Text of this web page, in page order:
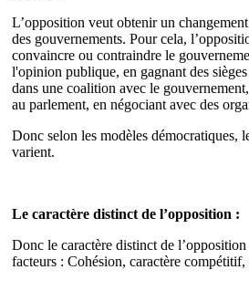
L’opposition veut obtenir un
des gouvernements. Pour cela,
convaincre ou contraindre le
l'opinion publique, en gagnant des
dans une coalition avec le
au parlement, en négociant avec des
Donc selon les modèles démocratiques,
varient.
Le caractère distinct de l’opposition :
Donc le caractère distinct de
facteurs : Cohésion, caractère compétitif,